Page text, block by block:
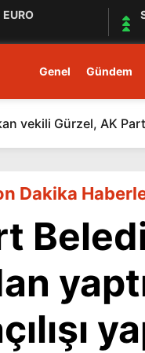
EURO
Genel Gündem
vekili Gürzel, AK
Dakika